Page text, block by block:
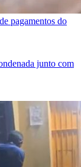
pagamentos do
junto com